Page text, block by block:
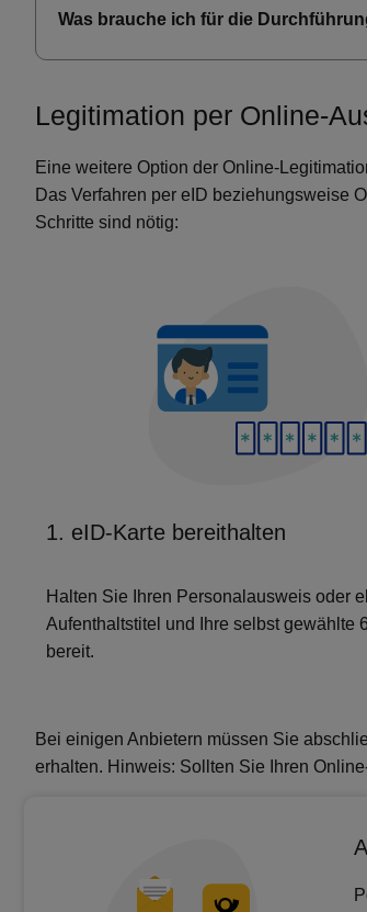
Was brauche ich für die
Legitimation per Online-
Eine weitere Option der Online-
Das Verfahren per eID beziehungsweise
Schritte sind nötig:
1. eID-Karte bereithalten
Halten Sie Ihren Personalausweis oder
Aufenthaltstitel und Ihre selbst gewählte
bereit.
Bei einigen Anbietern müssen Sie
erhalten. Hinweis: Sollten Sie Ihren